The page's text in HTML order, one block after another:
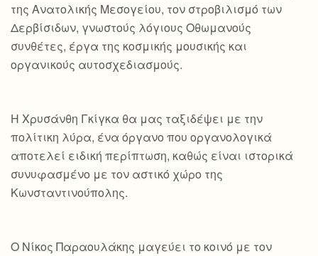
της Ανατολικής Μεσογείου, τον στροβιλισμό των
Δερβίσιδων, γνωστούς λόγιους Οθωμανούς
συνθέτες, έργα της κοσμικής μουσικής και
οργανικούς αυτοσχεδιασμούς.
Η Χρυσάνθη Γκίγκα θα μας ταξιδέψει με την
πολίτικη λύρα, ένα όργανο που οργανολογικά
αποτελεί ειδική περίπτωση, καθώς είναι ιστορικά
συνυφασμένο με τον αστικό χώρο της
Κωνσταντινούπολης.
Ο Νίκος Παραουλάκης μαγεύει το κοινό με τον